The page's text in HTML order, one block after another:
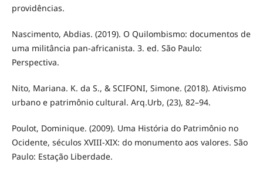
providências.
Nascimento, Abdias. (2019). O Quilombismo: documentos de
uma militância pan-africanista. 3. ed. São Paulo:
Perspectiva.
Nito, Mariana. K. da S., & SCIFONI, Simone. (2018). Ativismo
urbano e patrimônio cultural. Arq.Urb, (23), 82–94.
Poulot, Dominique. (2009). Uma História do Patrimônio no
Ocidente, séculos XVIII-XIX: do monumento aos valores. São
Paulo: Estação Liberdade.